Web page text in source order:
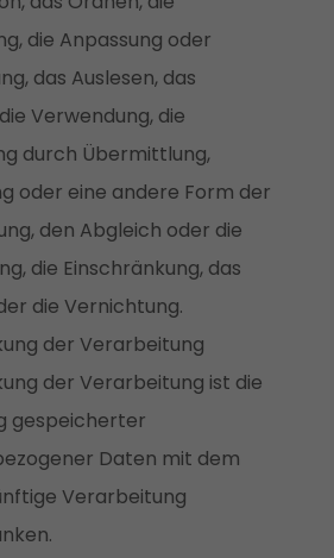
die Anpassung oder
das Auslesen, das
Verwendung, die
durch Übermittlung,
oder eine andere Form der
den Abgleich oder die
die Einschränkung, das
die Vernichtung.
der Verarbeitung
der Verarbeitung ist die
gespeicherter
Daten mit dem
Verarbeitung